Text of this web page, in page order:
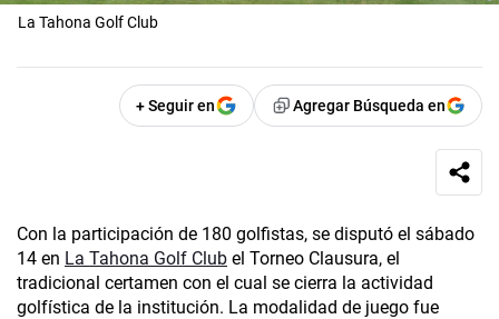
La Tahona Golf Club
+ Seguir en Agregar Búsqueda en
Con la participación de 180 golfistas, se disputó el sábado
14 en La Tahona Golf Club el Torneo Clausura, el
tradicional certamen con el cual se cierra la actividad
golfística de la institución. La modalidad de juego fue